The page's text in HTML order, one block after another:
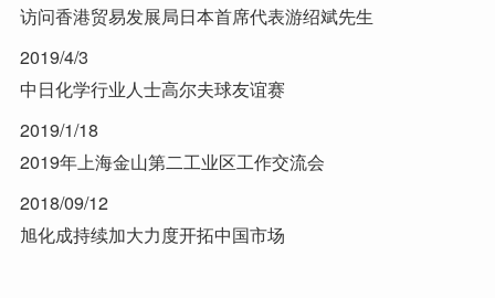
访问香港贸易发展局日本首席代表游绍斌先生
2019/4/3
中日化学行业人士高尔夫球友谊赛
2019/1/18
2019年上海金山第二工业区工作交流会
2018/09/12
旭化成持续加大力度开拓中国市场